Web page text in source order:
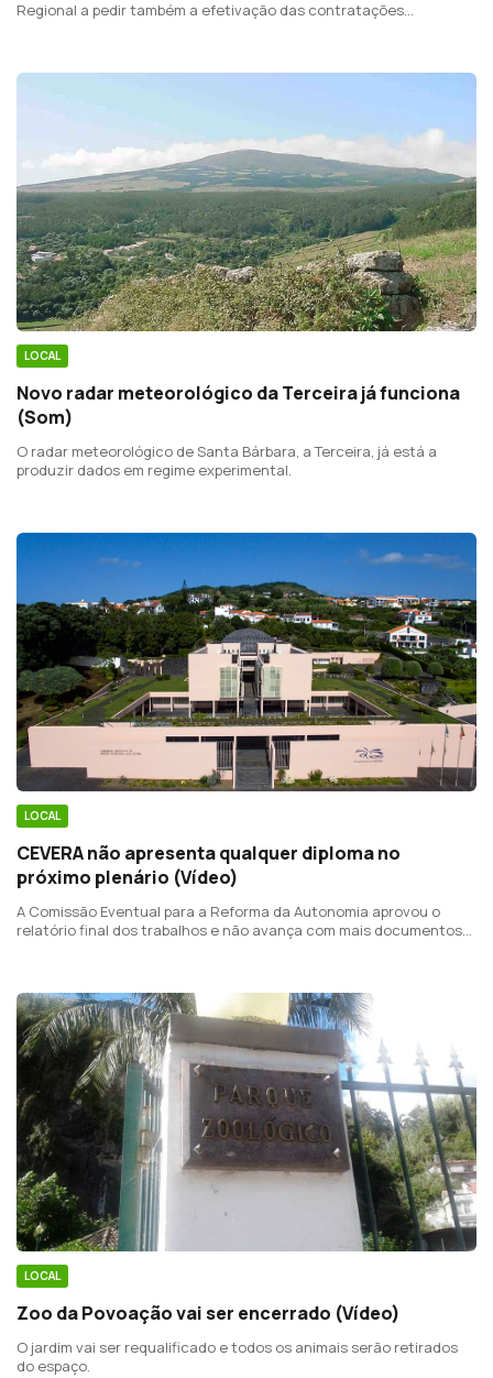
Regional a pedir também a efetivação das contratações
LOCAL
Novo radar meteorológico da Terceira já funciona
(Som)
O radar meteorológico de Santa Bárbara, a Terceira, já está a
produzir dados em regime experimental.
LOCAL
CEVERA não apresenta qualquer diploma no
próximo plenário (Vídeo)
A Comissão Eventual para a Reforma da Autonomia aprovou o
relatório final dos trabalhos e não avança com mais documentos
LOCAL
Zoo da Povoação vai ser encerrado (Vídeo)
O jardim vai ser requalificado e todos os animais serão retirados
do espaço.